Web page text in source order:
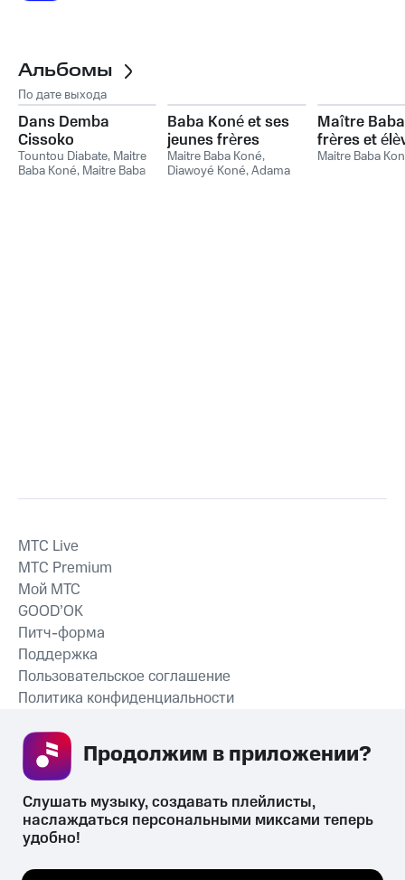
Альбомы
По дате выхода
Dans Demba
Cissoko
Tountou Diabate, Maitre
Baba Koné, Maitre Baba
Baba Koné et ses
jeunes frères
Maitre Baba Koné,
Diawoyé Koné,Adama
Maître
frères et
vol. 1
Maitre Baba
СКАЧАТЬ ПРИЛОЖЕНИЕ
MTС Live
MTС Premium
Мой МТС
GOOD’OK
Питч-форма
Поддержка
Пользовательское соглашение
Политика конфиденциальности
психотропных веществ, их аналогов причиняет вред здоровью,
Слушать музыку, создавать плейлисты,
наслаждаться персональными миксами теперь
удобно!